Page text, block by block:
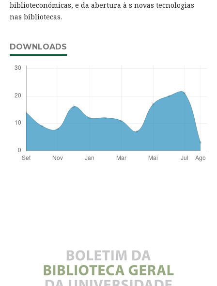
biblioteconómicas, e da abertura à s novas tecnologias
nas bibliotecas.
DOWNLOADS